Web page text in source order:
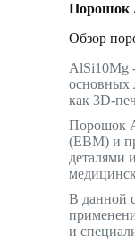
Порошок
Обзор
AlSi10Mg
основных
как 3D-
Порошок
(EBM) и
деталями
В данной
и